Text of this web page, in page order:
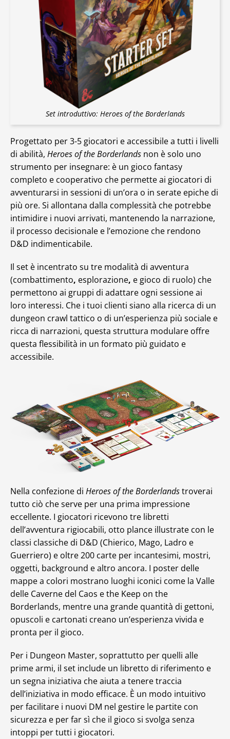
Set introduttivo: Heroes of the Borderlands
Progettato per 3-5 giocatori e accessibile a tutti i livelli
di abilità, Heroes of the Borderlands non è solo uno
strumento per insegnare: è un gioco fantasy
completo e cooperativo che permette ai giocatori di
avventurarsi in sessioni di un’ora o in serate epiche di
più ore. Si allontana dalla complessità che potrebbe
intimidire i nuovi arrivati, mantenendo la narrazione,
il processo decisionale e l’emozione che rendono
D&D indimenticabile.
Il set è incentrato su tre modalità di avventura
(combattimento, esplorazione, e gioco di ruolo) che
permettono ai gruppi di adattare ogni sessione ai
loro interessi. Che i tuoi clienti siano alla ricerca di un
dungeon crawl tattico o di un’esperienza più sociale e
ricca di narrazioni, questa struttura modulare offre
questa flessibilità in un formato più guidato e
accessibile.
Nella confezione di Heroes of the Borderlandstroverai
tutto ciò che serve per una prima impressione
eccellente. I giocatori ricevono tre libretti
dell’avventura rigiocabili, otto plance illustrate con le
classi classiche di D&D (Chierico, Mago, Ladro e
Guerriero) e oltre 200 carte per incantesimi, mostri,
oggetti, background e altro ancora. I poster delle
mappe a colori mostrano luoghi iconici come la Valle
delle Caverne del Caos e the Keep on the
Borderlands, mentre una grande quantità di gettoni,
opuscoli e cartonati creano un’esperienza vivida e
pronta per il gioco.
Per i Dungeon Master, soprattutto per quelli alle
prime armi, il set include un libretto di riferimento e
un segna iniziativa che aiuta a tenere traccia
dell’iniziativa in modo efficace. È un modo intuitivo
per facilitare i nuovi DM nel gestire le partite con
sicurezza e per far sì che il gioco si svolga senza
intoppi per tutti i giocatori.